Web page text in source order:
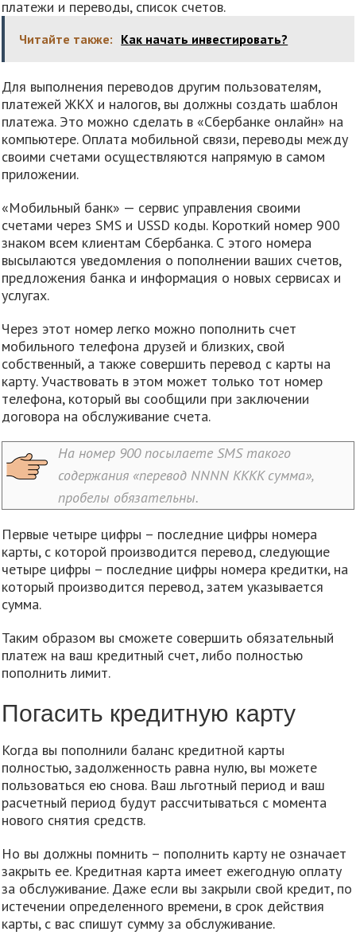
платежи и переводы, список счетов.
Читайте также: Как начать инвестировать?
Для выполнения переводов другим пользователям,
платежей ЖКХ и налогов, вы должны создать шаблон
платежа. Это можно сделать в «Сбербанке онлайн» на
компьютере. Оплата мобильной связи, переводы между
своими счетами осуществляются напрямую в самом
приложении.
«Мобильный банк» — сервис управления своими
счетами через SMS и USSD коды. Короткий номер 900
знаком всем клиентам Сбербанка. С этого номера
высылаются уведомления о пополнении ваших счетов,
предложения банка и информация о новых сервисах и
услугах.
Через этот номер легко можно пополнить счет
мобильного телефона друзей и близких, свой
собственный, а также совершить перевод с карты на
карту. Участвовать в этом может только тот номер
телефона, который вы сообщили при заключении
договора на обслуживание счета.
На номер 900 посылаете SMS такого
содержания «перевод NNNN KKKK сумма»,
пробелы обязательны.
Первые четыре цифры – последние цифры номера
карты, с которой производится перевод, следующие
четыре цифры – последние цифры номера кредитки, на
который производится перевод, затем указывается
сумма.
Таким образом вы сможете совершить обязательный
платеж на ваш кредитный счет, либо полностью
пополнить лимит.
Погасить кредитную карту
Когда вы пополнили баланс кредитной карты
полностью, задолженность равна нулю, вы можете
пользоваться ею снова. Ваш льготный период и ваш
расчетный период будут рассчитываться с момента
нового снятия средств.
Но вы должны помнить – пополнить карту не означает
закрыть ее. Кредитная карта имеет ежегодную оплату
за обслуживание. Даже если вы закрыли свой кредит, по
истечении определенного времени, в срок действия
карты, с вас спишут сумму за обслуживание.